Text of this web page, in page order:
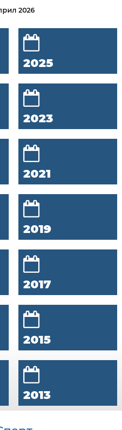
2026
2025
2023
2021
2019
2017
2015
2013